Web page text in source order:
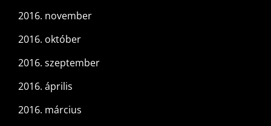
2016. november
2016. október
2016. szeptember
2016. április
2016. március